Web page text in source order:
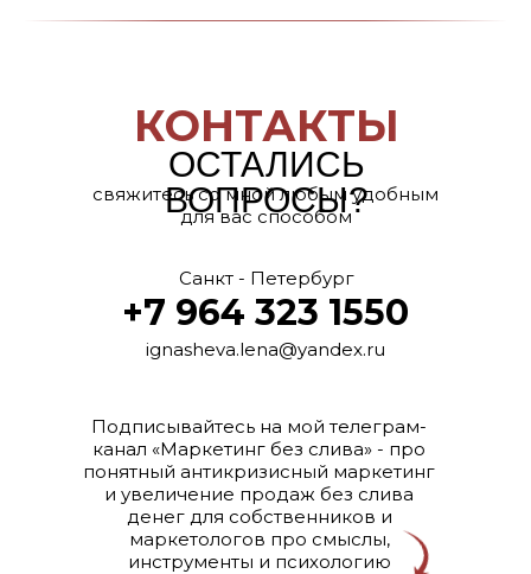
ОСТАЛИСЬ
ВОПРОСЫ?
КОНТАКТЫ
Подписывайтесь на мой телеграм-
канал «Маркетинг без слива» - про
понятный антикризисный маркетинг
и увеличение продаж без слива
денег для собственников и
маркетологов про смыслы,
инструменты и психологию
ignasheva.lena@yandex.ru
Санкт - Петербург
+7 964 323 1550
свяжитесь со мной любым удобным
для вас способом